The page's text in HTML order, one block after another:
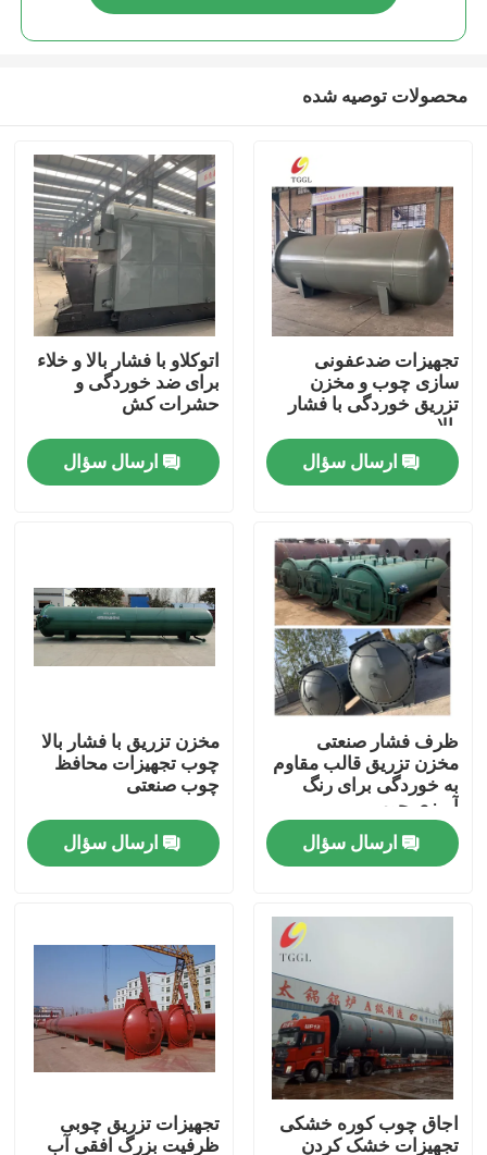
محصولات
فیلم های
درباره ما
تور کارخانه
کنترل کیفیت
اخبار
درخواست نقل قول
دیگ نفت گاز
محصولات توصیه شده
تجهیزات ضدعفونی
سازی چوب و مخزن
تزریق خوردگی با فشار
بالا
ارسال سؤال
اتوکلاو با فشار بالا و خلاء
برای ضد خوردگی و
حشرات کش
ارسال سؤال
ظرف فشار صنعتی
مخزن تزریق قالب مقاوم
به خوردگی برای رنگ
آمیزی چوب
ارسال سؤال
مخزن تزریق با فشار بالا
چوب تجهیزات محافظ
چوب صنعتی
ارسال سؤال
اجاق چوب کوره خشکی
تجهیزات خشک کردن
تجهیزات تزریق چوبی
ظرفیت بزرگ افقی آب